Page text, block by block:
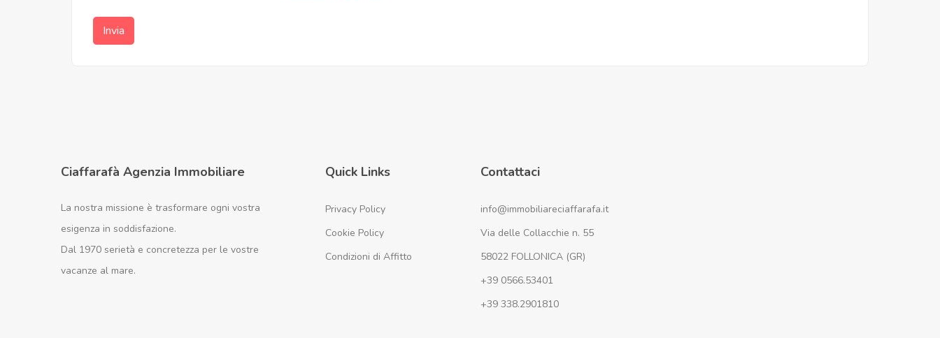
Invia
Ciaffarafà Agenzia Immobiliare
La nostra missione è trasformare ogni vostra
esigenza in soddisfazione.
Dal 1970 serietà e concretezza per le vostre
vacanze al mare.
Quick Links
Privacy Policy
Cookie Policy
Condizioni di Affitto
Contattaci
info@immobiliareciaffarafa.it
Via delle Collacchie n. 55
58022 FOLLONICA (GR)
+39 0566.53401
+39 338.2901810